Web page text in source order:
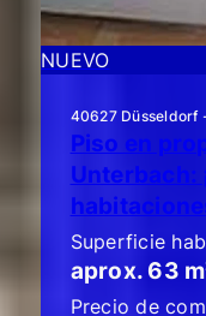
NUEVO
40627 Düsseldorf
Piso en
Unterbach:
Superficie
aprox. 63
Precio de